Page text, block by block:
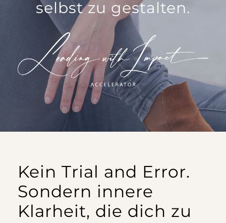
selbst zu gestalten.
Kein Trial and Error.
Sondern innere
Klarheit, die dich zu